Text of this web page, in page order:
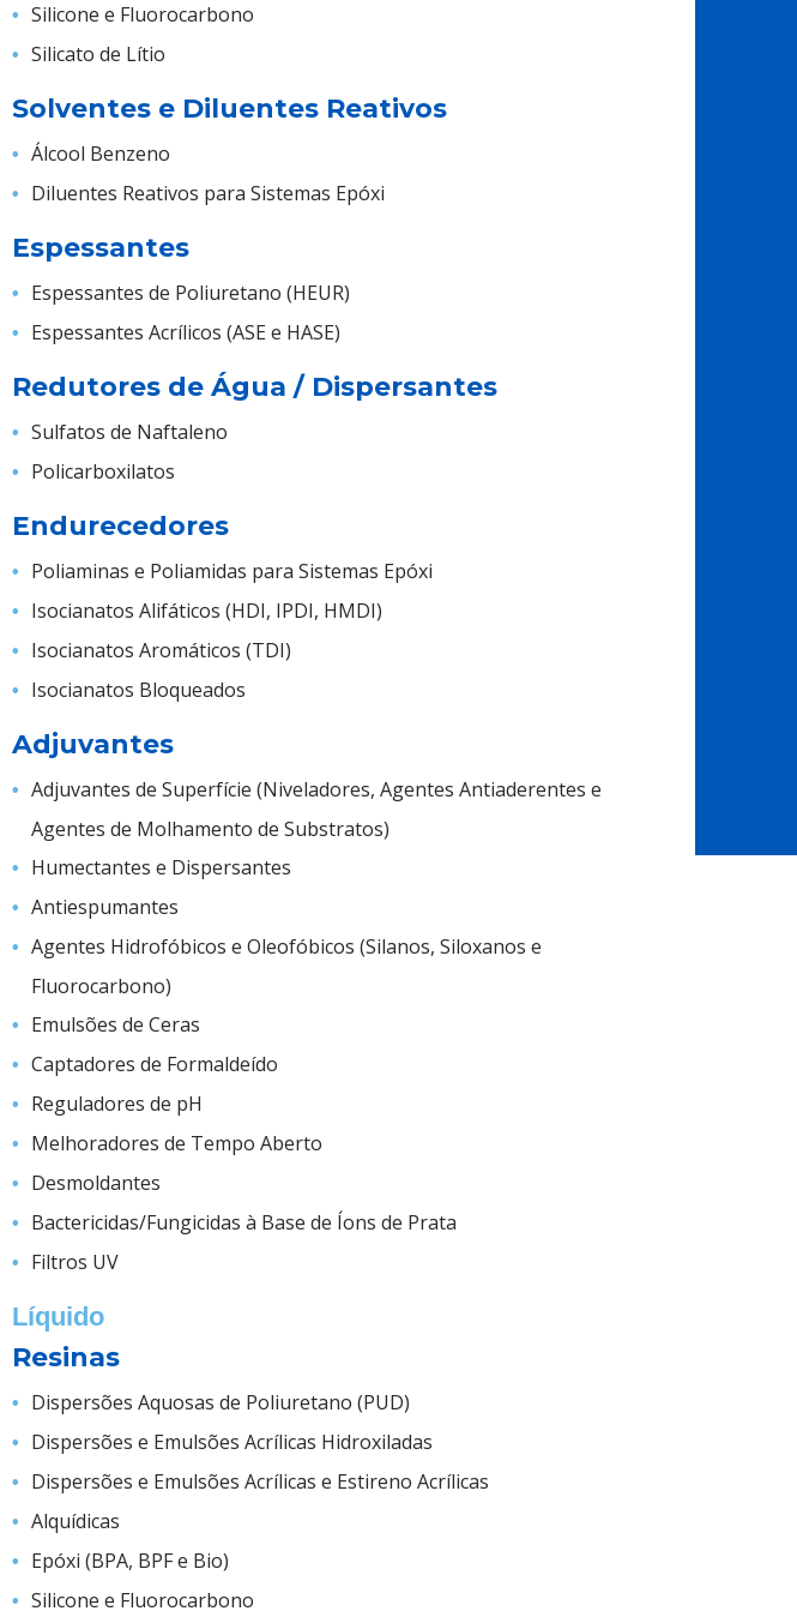
Silicone e Fluorocarbono
Silicato de Lítio
Solventes e Diluentes Reativos
Álcool Benzeno
Diluentes Reativos para Sistemas Epóxi
Espessantes
Espessantes de Poliuretano (HEUR)
Espessantes Acrílicos (ASE e HASE)
Redutores de Água / Dispersantes
Sulfatos de Naftaleno
Policarboxilatos
Endurecedores
Poliaminas e Poliamidas para Sistemas Epóxi
Isocianatos Alifáticos (HDI, IPDI, HMDI)
Isocianatos Aromáticos (TDI)
Isocianatos Bloqueados
Adjuvantes
Adjuvantes de Superfície (Niveladores, Agentes Antiaderentes e
Agentes de Molhamento de Substratos)
Humectantes e Dispersantes
Antiespumantes
Agentes Hidrofóbicos e Oleofóbicos (Silanos, Siloxanos e
Fluorocarbono)
Emulsões de Ceras
Captadores de Formaldeído
Reguladores de pH
Melhoradores de Tempo Aberto
Desmoldantes
Bactericidas/Fungicidas à Base de Íons de Prata
Filtros UV
Líquido
Resinas
Dispersões Aquosas de Poliuretano (PUD)
Dispersões e Emulsões Acrílicas Hidroxiladas
Dispersões e Emulsões Acrílicas e Estireno Acrílicas
Alquídicas
Epóxi (BPA, BPF e Bio)
Silicone e Fluorocarbono